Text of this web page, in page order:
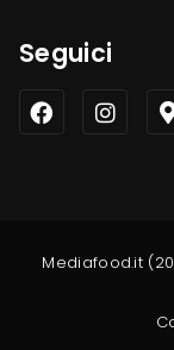
Seguici
Mediafood.it